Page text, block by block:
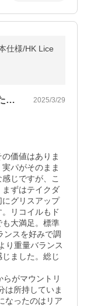
仕様/HK Lice
待望の再販で価格は跳ね上がりましたがそ… 2025/3/29
価値はありま
パがそのまま
じですが、こ
ずはテイクダ
グリスアップ
リコイルもド
大満足。標準
ンスを好みで調
り重量バランス
ました。総じ
がマウントリ
は所持していま
なったのはリア